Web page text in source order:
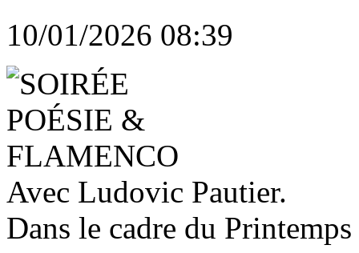
10/01/2026 08:39
Avec Ludovic Pautier.
Dans le cadre du Printemps